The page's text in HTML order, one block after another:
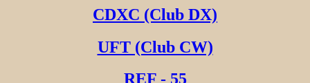
CDXC (Club DX)
UFT (Club CW)
REF - 55